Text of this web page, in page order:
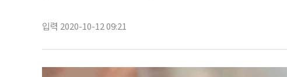
입력 2020-10-12 09:21